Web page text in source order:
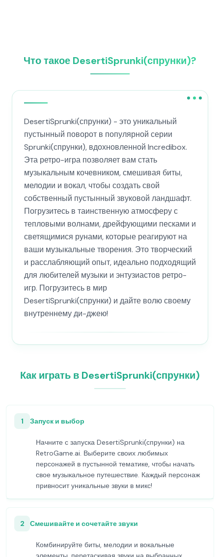
Что такое DesertiSprunki(спрунки)?
DesertiSprunki(спрунки) - это уникальный
пустынный поворот в популярной серии
Sprunki(спрунки), вдохновленной Incredibox.
Эта ретро-игра позволяет вам стать
музыкальным кочевником, смешивая биты,
мелодии и вокал, чтобы создать свой
собственный пустынный звуковой ландшафт.
Погрузитесь в таинственную атмосферу с
тепловыми волнами, дрейфующими песками и
светящимися рунами, которые реагируют на
ваши музыкальные творения. Это творческий
и расслабляющий опыт, идеально подходящий
для любителей музыки и энтузиастов ретро-
игр. Погрузитесь в мир
DesertiSprunki(спрунки) и дайте волю своему
внутреннему ди-джею!
Как играть в DesertiSprunki(спрунки)
1 Запуск и выбор
Начните с запуска DesertiSprunki(спрунки) на
RetroGame.ai. Выберите своих любимых
персонажей в пустынной тематике, чтобы начать
свое музыкальное путешествие. Каждый персонаж
привносит уникальные звуки в микс!
2 Смешивайте и сочетайте звуки
Комбинируйте биты, мелодии и вокальные